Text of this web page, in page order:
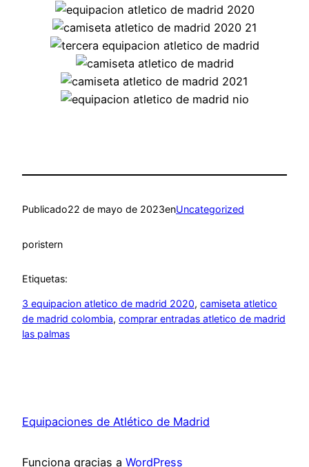
Publicado22 de mayo de 2023enUncategorized
poristern
Etiquetas:
3 equipacion atletico de madrid 2020, camiseta atletico
de madrid colombia, comprar entradas atletico de madrid
las palmas
Equipaciones de Atlético de Madrid
Funciona gracias a WordPress